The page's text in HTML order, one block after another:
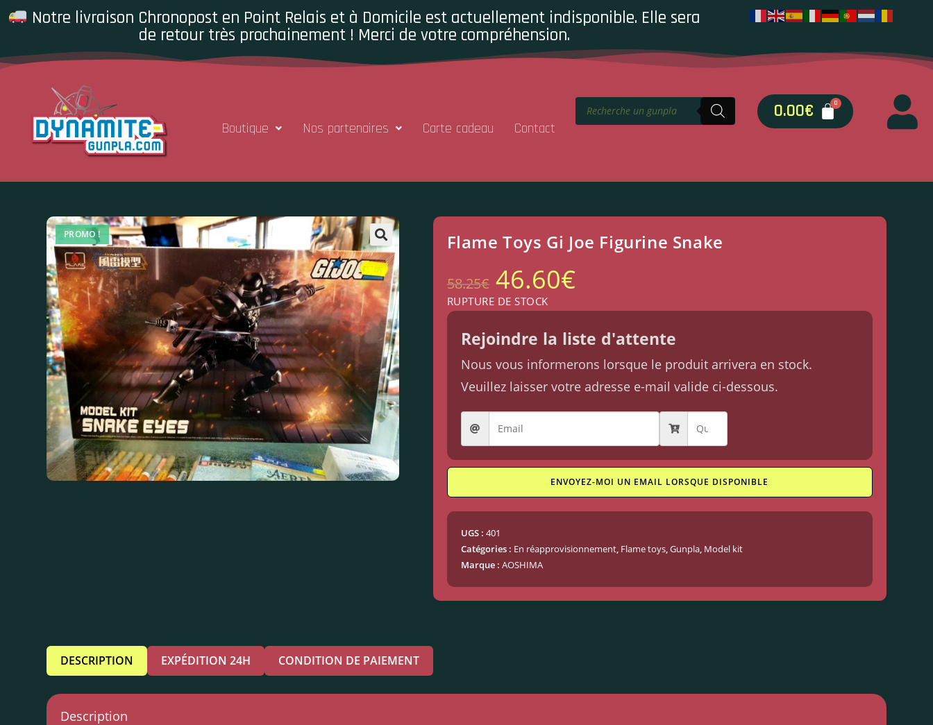
Notre livraison Chronopost en Point Relais et à Domicile est actuellement indisponible. Elle sera
de retour très prochainement ! Merci de votre compréhension.
Boutique Nos partenaires Carte cadeau Contact
0.00€
PROMO ! Flame Toys Gi Joe Figurine Snake
58.25€ 46.60€
RUPTURE DE STOCK
Rejoindre la liste d'attente
Nous vous informerons lorsque le produit arrivera en stock.
Veuillez laisser votre adresse e-mail valide ci-dessous.
ENVOYEZ-MOI UN EMAIL LORSQUE DISPONIBLE
UGS : 401
Catégories : En réapprovisionnement, Flame toys, Gunpla, Model kit
Marque : AOSHIMA
DESCRIPTION EXPÉDITION 24H CONDITION DE PAIEMENT
Description